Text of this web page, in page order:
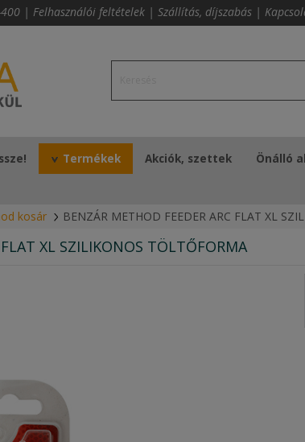
| Felhasználói feltételek | Szállítás, díjszabás |
Termékek Akciók, szettek Önálló
kosár BENZÁR METHOD FEEDER ARC FLAT XL
XL SZILIKONOS TÖLTŐFORMA